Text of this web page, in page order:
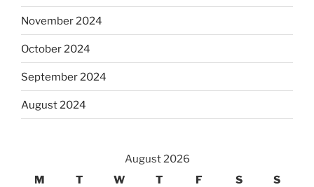
November 2024
October 2024
September 2024
August 2024
August 2026
M
T W T F S S